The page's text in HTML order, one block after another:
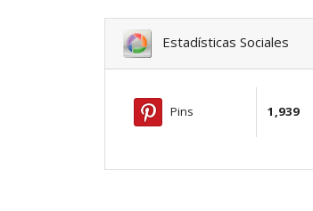
Estadísticas Sociales
Pins 1,939